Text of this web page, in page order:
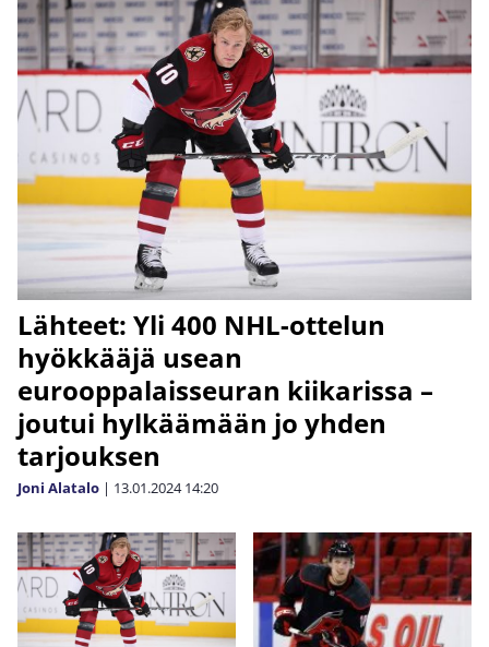
Lähteet: Yli 400 NHL-ottelun
hyökkääjä usean
eurooppalaisseuran kiikarissa –
joutui hylkäämään jo yhden
tarjouksen
Joni Alatalo | 13.01.2024 14:20